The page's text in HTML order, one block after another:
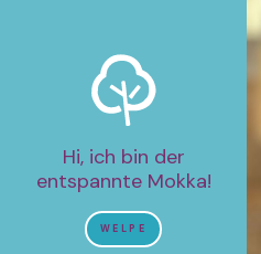
Hi, ich bin der
entspannte Mokka!
WELPE